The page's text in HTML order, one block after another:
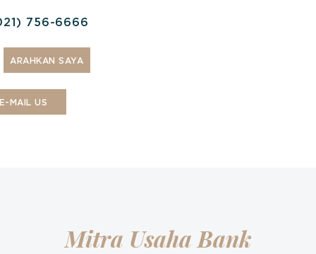
756-6666
ARAHKAN SAYA
MAIL US
Mitra Usaha Bank